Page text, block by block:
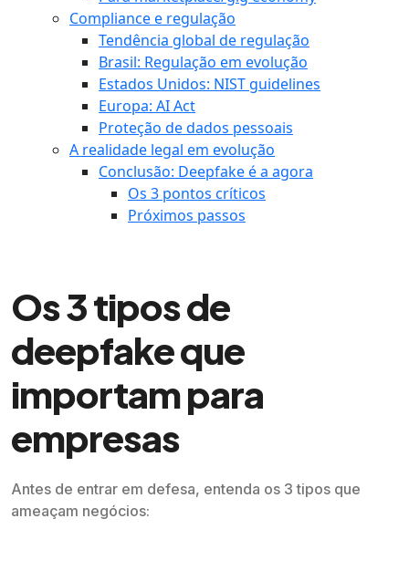
Compliance e regulação
Tendência global de regulação
Brasil: Regulação em evolução
Estados Unidos: NIST guidelines
Europa: AI Act
Proteção de dados pessoais
A realidade legal em evolução
Conclusão: Deepfake é a agora
Os 3 pontos críticos
Próximos passos
Os 3 tipos de
deepfake que
importam para
empresas
Antes de entrar em defesa, entenda os 3 tipos que
ameaçam negócios: